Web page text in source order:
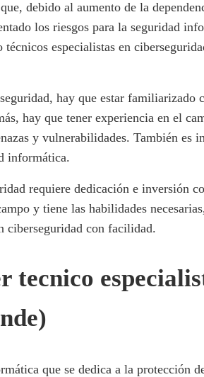
debido al aumento de la
los riesgos para la seguridad
especialistas en
hay que estar familiarizado
hay que tener experiencia en el
y vulnerabilidades. También es
informática.
requiere dedicación e inversión
y tiene las habilidades
ciberseguridad con facilidad.
tecnico
que se dedica a la protección